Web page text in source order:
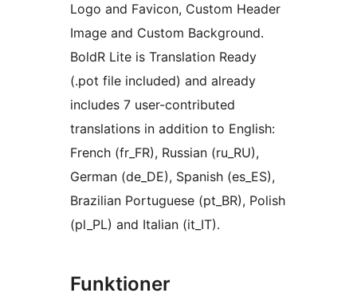
Logo and Favicon, Custom Header
Image and Custom Background.
BoldR Lite is Translation Ready
(.pot file included) and already
includes 7 user-contributed
translations in addition to English:
French (fr_FR), Russian (ru_RU),
German (de_DE), Spanish (es_ES),
Brazilian Portuguese (pt_BR), Polish
(pl_PL) and Italian (it_IT).
Funktioner